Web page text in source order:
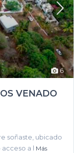
6
VENADO
soñaste, ubicado
a l Más